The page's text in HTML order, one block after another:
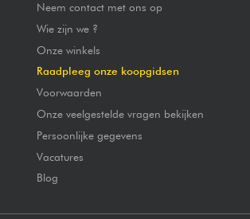
Neem contact met ons op
Wie zijn we ?
Onze winkels
Raadpleeg onze koopgidsen
Voorwaarden
Onze veelgestelde vragen bekijken
Persoonlijke gegevens
Vacatures
Blog